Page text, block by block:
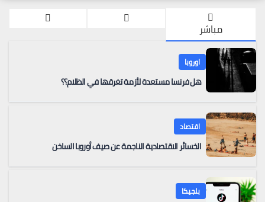
مباشر
اوروبا
هل فرنسا مستعدة لأزمة تغرقها في الظلام؟؟
اقتصاد
الخسائر الاقتصادية الناجمة عن صيف أوروبا الساخن
بلجيكا